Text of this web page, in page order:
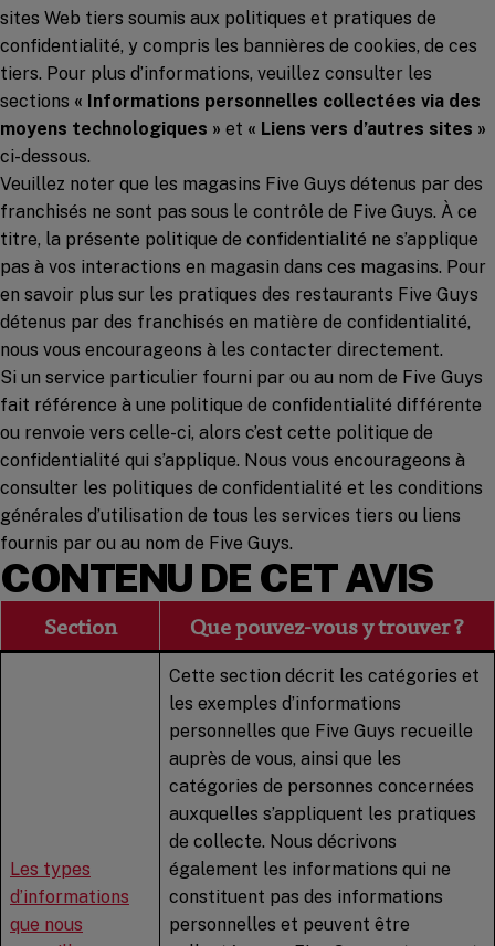
sites Web tiers soumis aux politiques et pratiques de
confidentialité, y compris les bannières de cookies, de ces
tiers. Pour plus d’informations, veuillez consulter les
sections « Informations personnelles collectées via des
moyens technologiques » et « Liens vers d’autres sites »
ci-dessous.
Veuillez noter que les magasins Five Guys détenus par des
franchisés ne sont pas sous le contrôle de Five Guys. À ce
titre, la présente politique de confidentialité ne s’applique
pas à vos interactions en magasin dans ces magasins. Pour
en savoir plus sur les pratiques des restaurants Five Guys
détenus par des franchisés en matière de confidentialité,
nous vous encourageons à les contacter directement.
Si un service particulier fourni par ou au nom de Five Guys
fait référence à une politique de confidentialité différente
ou renvoie vers celle-ci, alors c’est cette politique de
confidentialité qui s’applique. Nous vous encourageons à
consulter les politiques de confidentialité et les conditions
générales d’utilisation de tous les services tiers ou liens
fournis par ou au nom de Five Guys.
CONTENU DE CET AVIS
Section Que pouvez-vous y trouver ?
Les types
d’informations
que nous
Cette section décrit les catégories et
les exemples d’informations
personnelles que Five Guys recueille
auprès de vous, ainsi que les
catégories de personnes concernées
auxquelles s’appliquent les pratiques
de collecte. Nous décrivons
également les informations qui ne
constituent pas des informations
personnelles et peuvent être